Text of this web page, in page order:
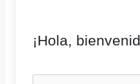
¡Hola,